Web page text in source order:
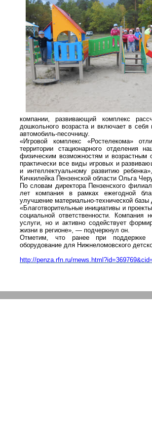
компании, развивающий комплекс
дошкольного возраста и включает в
автомобиль-песочницу.
«Игровой комплекс «Ростелекома»
территории стационарного отделения
физическим возможностям и возрастным
практически все виды игровых и
и интеллектуальному развитию
Кичкилейка Пензенской области Ольга
По словам директора Пензенского
лет компания в рамках ежегодной
улучшение материально-технической
«Благотворительные инициативы и
социальной ответственности. Компания
услуги, но и активно содействует
жизни в регионе», — подчеркнул он.
Отметим, что ранее при поддержке
оборудование для Нижнеломовского
http://penza.rfn.ru/